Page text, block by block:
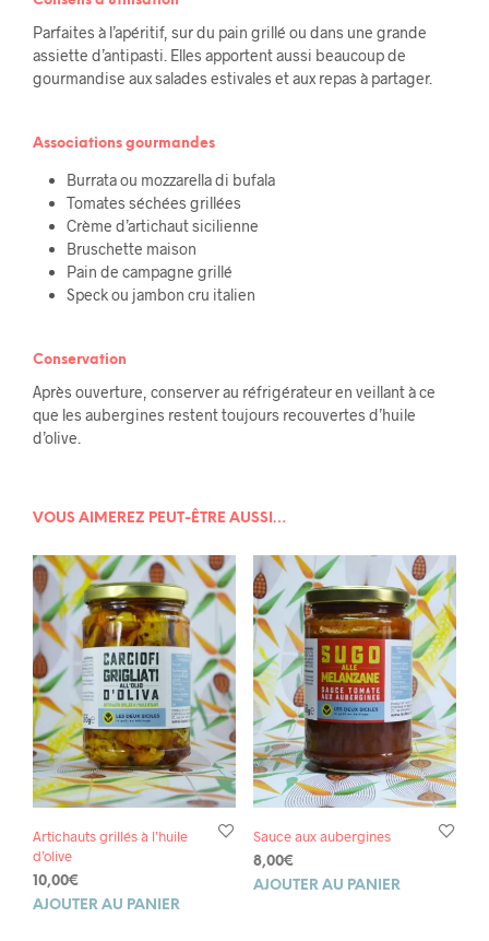
Parfaites à l’apéritif, sur du pain grillé ou dans une grande
assiette d’antipasti. Elles apportent aussi beaucoup de
gourmandise aux salades estivales et aux repas à partager.
Associations gourmandes
Burrata ou mozzarella di bufala
Tomates séchées grillées
Crème d’artichaut sicilienne
Bruschette maison
Pain de campagne grillé
Speck ou jambon cru italien
Conservation
Après ouverture, conserver au réfrigérateur en veillant à ce
que les aubergines restent toujours recouvertes d’huile
d’olive.
VOUS AIMEREZ PEUT-ÊTRE AUSSI…
Artichauts grillés à l’huile
d’olive
10,00€
AJOUTER AU PANIER
Sauce aux aubergines
8,00€
AJOUTER AU PANIER